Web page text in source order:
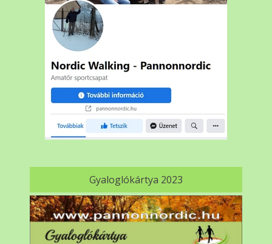
Gyaloglókártya 2023